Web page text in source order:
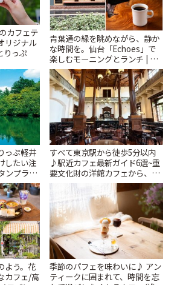
カフェテ
リジナル
りっぷ
青葉通の緑を眺めながら、静か
な時間を。仙台「Echoes」で
楽しむモーニングとランチ | こ
とりっぷ
っぷ軽井
したい注
ンプラリ
ぷ
すべて東京駅から徒歩5分以内
♪駅近カフェ最新ガイド6選~重
要文化財の洋館カフェから、改
札すぐのレトロ喫茶まで~ | こと
よう。花
カフェ/高
季節のパフェを味わいに♪ アン
ティークに囲まれて、時間を忘